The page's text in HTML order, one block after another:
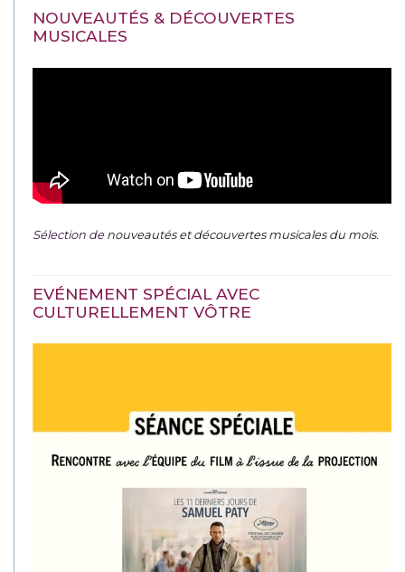
NOUVEAUTÉS & DÉCOUVERTES
MUSICALES
Sélection denouveautés et découvertes musicales du mois.
EVÉNEMENT SPÉCIAL AVEC
CULTURELLEMENT VÔTRE